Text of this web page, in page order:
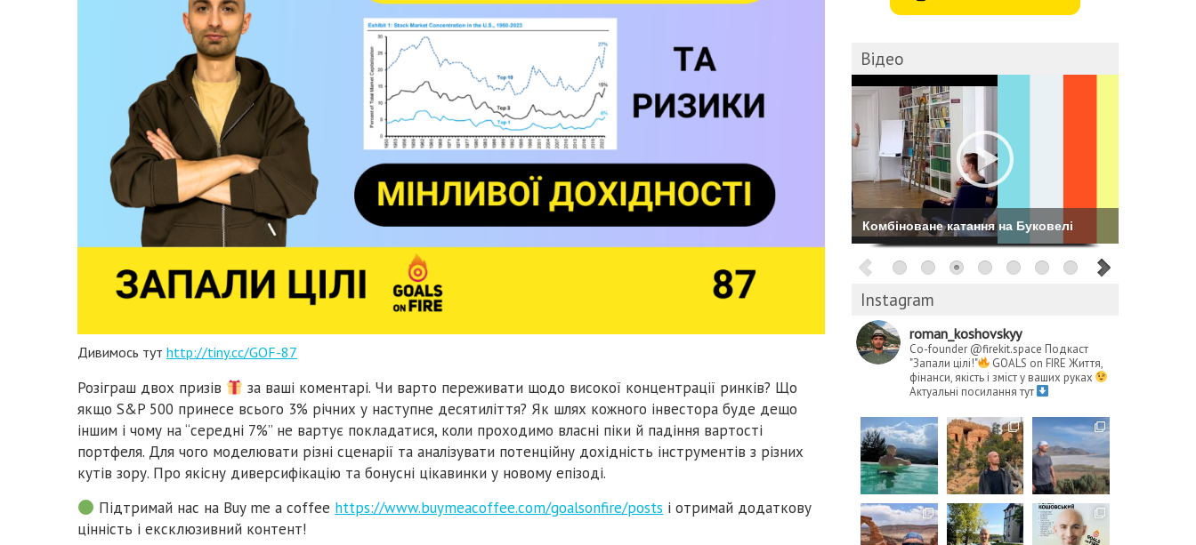
Дивимось тут http://tiny.cc/GOF-87
Розіграш двох призів
за ваші коментарі. Чи варто переживати щодо високої концентрації ринків? Що
якщо S&P 500 принесе всього 3% річних у наступне десятиліття? Як шлях кожного інвестора буде дещо
іншим і чому на “середні 7%” не вартує покладатися, коли проходимо власні піки й падіння вартості
портфеля. Для чого моделювати різні сценарії та аналізувати потенційну дохідність інструментів з різних
кутів зору. Про якісну диверсифікацію та бонусні цікавинки у новому епізоді.
Підтримай нас на Buy me a coffee https://www.buymeacoffee.com/goalsonfire/posts і отримай додаткову
цінність і ексклюзивний контент!
Відео
Комбіноване катання на Буковелі
Instagram
roman_koshovskyy
Co-founder @firekit.space Подкаст
"Запали цілі!"
GOALS on FIRE Життя,
фінанси, якість і зміст у ваших руках
Актуальні посилання тут